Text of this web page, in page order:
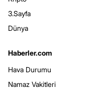
3.Sayfa
Dünya
Haberler.com
Hava Durumu
Namaz Vakitleri